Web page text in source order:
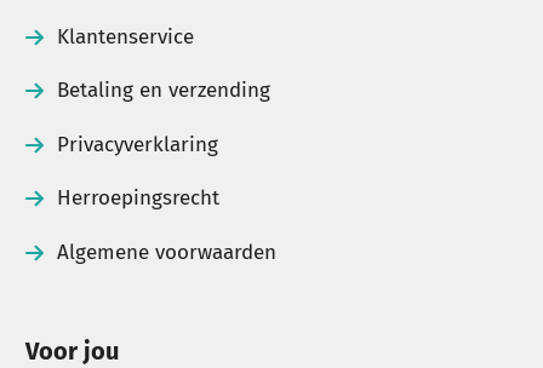
Klantenservice
Betaling en verzending
Privacyverklaring
Herroepingsrecht
Algemene voorwaarden
Voor jou